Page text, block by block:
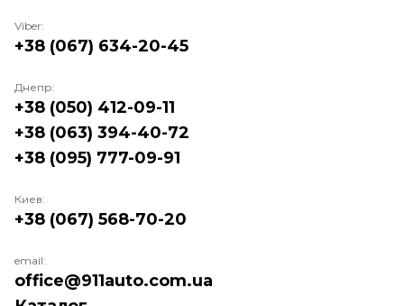
Viber:
+38 (067) 634-20-45
Днепр:
+38 (050) 412-09-11
+38 (063) 394-40-72
+38 (095) 777-09-91
Киев:
+38 (067) 568-70-20
email:
office@911auto.com.ua